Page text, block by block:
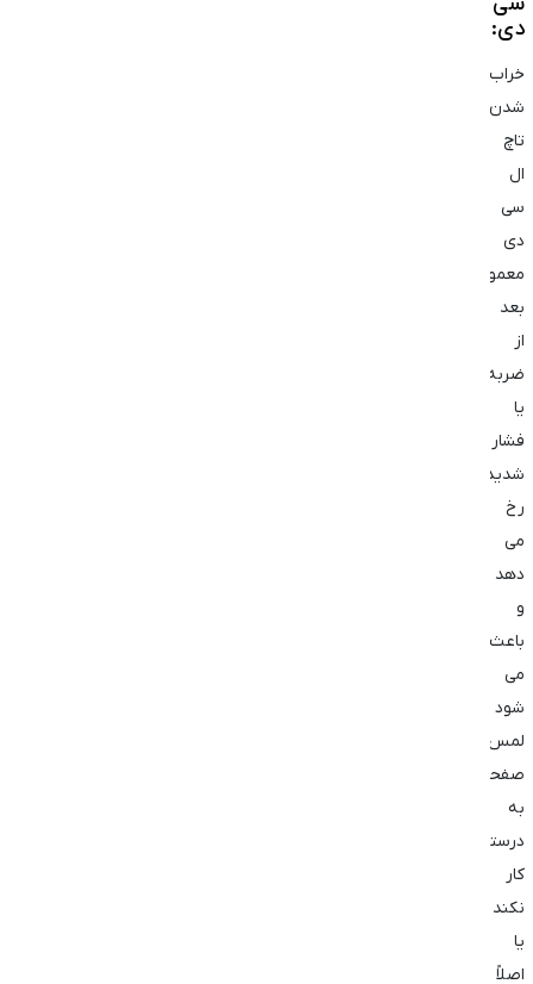
‌دی:
خراب
شدن
تاچ
ال‌
سی
‌دی
معمولاً
بعد
از
ضربه
یا
فشار
شدید
رخ
می
‌دهد
و
باعث
می
‌شود
لمس
صفحه
به‌
درستی
کار
نکند
یا
اصلاً